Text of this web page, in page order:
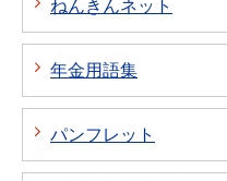
ねんきんネット
年金用語集
パンフレット